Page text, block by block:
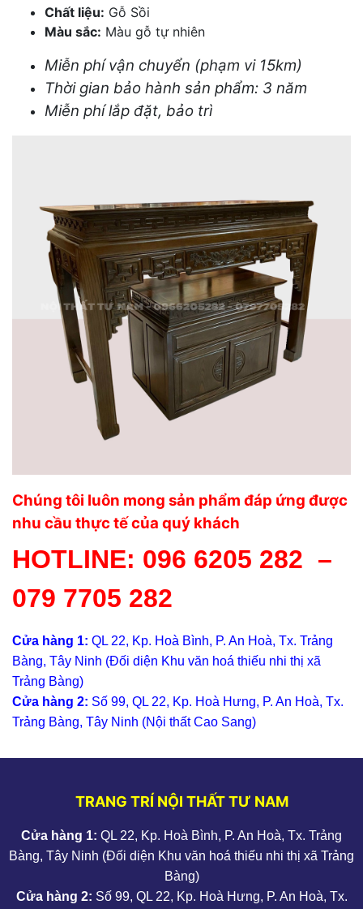
Chất liệu: Gỗ Sồi
Màu sắc: Màu gỗ tự nhiên
Miễn phí vận chuyển (phạm vi 15km)
Thời gian bảo hành sản phẩm: 3 năm
Miễn phí lắp đặt, bảo trì
Chúng tôi luôn mong sản phẩm đáp ứng được
nhu cầu thực tế của quý khách
HOTLINE: 096 6205 282 –
079 7705 282
Cửa hàng 1: QL 22, Kp. Hoà Bình, P. An Hoà, Tx. Trảng
Bàng, Tây Ninh (Đối diện Khu văn hoá thiếu nhi thị xã
Trảng Bàng)
Cửa hàng 2: Số 99, QL 22, Kp. Hoà Hưng, P. An Hoà, Tx.
Trảng Bàng, Tây Ninh (Nội thất Cao Sang)
TRANG TRÍ NỘI THẤT TƯ NAM
Cửa hàng 1: QL 22, Kp. Hoà Bình, P. An Hoà, Tx. Trảng
Bàng, Tây Ninh (Đối diện Khu văn hoá thiếu nhi thị xã Trảng
Bàng)
Cửa hàng 2: Số 99, QL 22, Kp. Hoà Hưng, P. An Hoà, Tx.